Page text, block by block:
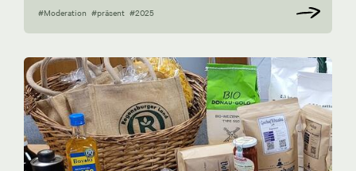
#Moderation #präsent #2025